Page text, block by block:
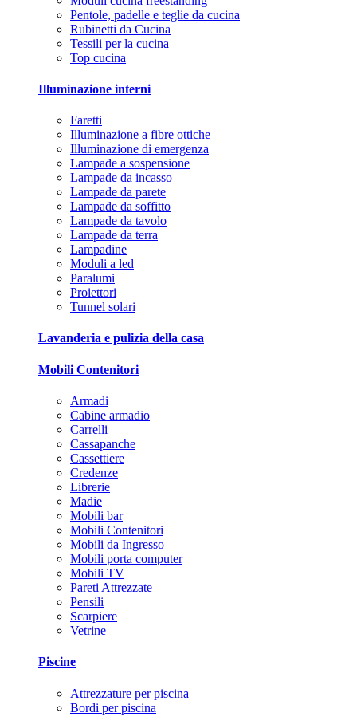
Pentole, padelle e teglie da cucina
Rubinetti da Cucina
Tessili per la cucina
Top cucina
Illuminazione interni
Faretti
Illuminazione a fibre ottiche
Illuminazione di emergenza
Lampade a sospensione
Lampade da incasso
Lampade da parete
Lampade da soffitto
Lampade da tavolo
Lampade da terra
Lampadine
Moduli a led
Paralumi
Proiettori
Tunnel solari
Lavanderia e pulizia della casa
Mobili Contenitori
Armadi
Cabine armadio
Carrelli
Cassapanche
Cassettiere
Credenze
Librerie
Madie
Mobili bar
Mobili Contenitori
Mobili da Ingresso
Mobili porta computer
Mobili TV
Pareti Attrezzate
Pensili
Scarpiere
Vetrine
Piscine
Attrezzature per piscina
Bordi per piscina